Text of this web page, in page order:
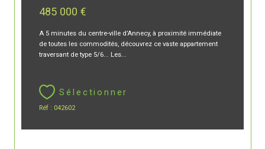
485 000 €
A 5 minutes du centre-ville d’Annecy, à proximité immédiate
de toutes les commodités, découvrez ce vaste appartement
traversant de type 5/6... Les...
Sélectionner
Réf : 042602